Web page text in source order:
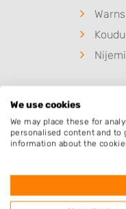
Warns
Deze
We use cookies
We may place these for
personalised content and to
information about the